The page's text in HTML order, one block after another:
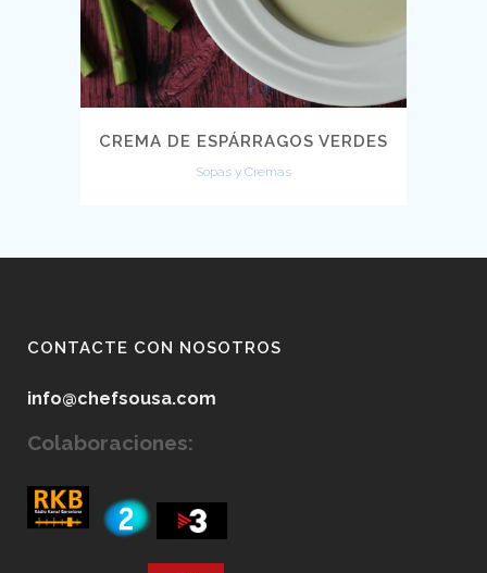
CREMA DE ESPÁRRAGOS VERDES
Sopas y Cremas
CONTACTE CON NOSOTROS
info@chefsousa.com
Colaboraciones: